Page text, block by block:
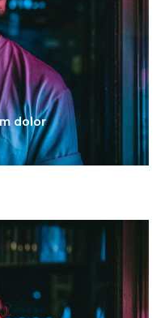
dolor